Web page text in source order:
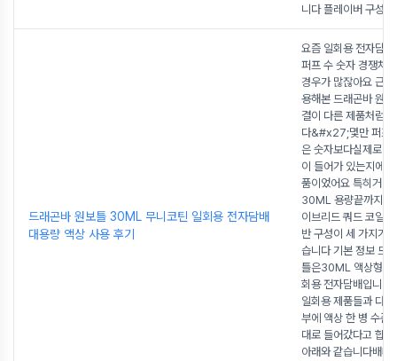
니다 플레이버 구성
드래곤바 원보틀 30ML 무니코틴 일회용 전자담배
대용량 액상 사용 후기
요즘 일회용 전자담
퍼프 수 숫자 경쟁처
경우가 많잖아요 근
용해본 드래곤바 원
결이 다른 제품처럼
다&#x27;몇만 퍼프
은 숫자보다실제로
이 들어가 있는지에
품이었어요 특히거짓
30ML 용량끝까지 밀
이브리드 쿼드 코일
반 구성이 세 가지가
습니다 기본 정보 드
틀은30ML 액상형 무
회용 전자담배입니다
일회용 제품들과 다
부에 액상 한 병 수준
대로 들어갔다고 합
아래와 같습니다배터